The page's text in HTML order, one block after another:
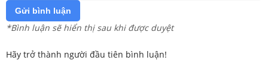
Gửi bình luận
*Bình luận sẽ hiển thị sau khi được duyệt
Hãy trở thành người đầu tiên bình luận!